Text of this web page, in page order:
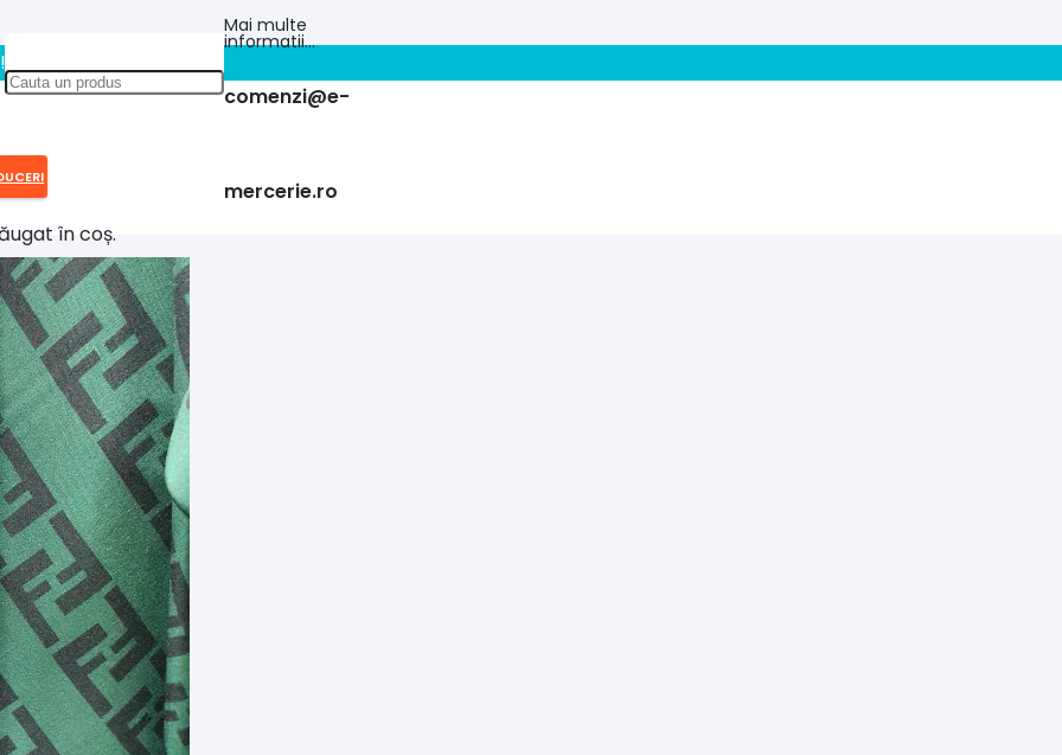
Mai multe
informatii…
comenzi@e-
mercerie.ro
în coș.